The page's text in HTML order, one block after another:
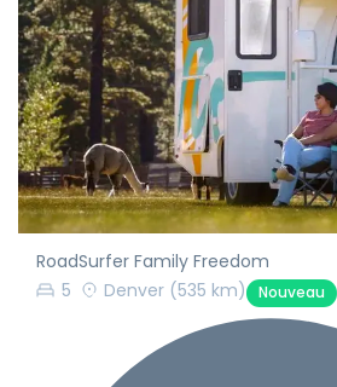
RoadSurfer Family Freedom
5
Denver (535 km) Nouveau